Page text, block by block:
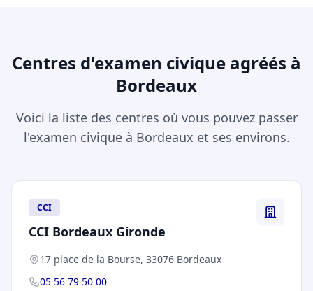
Centres d'examen civique agréés à
Bordeaux
Voici la liste des centres où vous pouvez passer
l'examen civique à Bordeaux et ses environs.
CCI
CCI Bordeaux Gironde
17 place de la Bourse, 33076 Bordeaux
05 56 79 50 00